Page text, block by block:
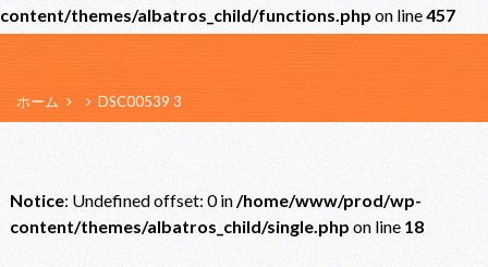
content/themes/albatros_child/functions.php on line457
ホーム DSC00539 3
Notice: Undefined offset: 0 in/home/www/prod/wp-
content/themes/albatros_child/single.php on line 18